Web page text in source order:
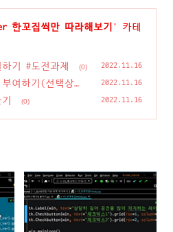
한꼬집씩만 따라해보기 ' 카테
기 #도전과제 (0) 2022.11.16
여하기(선택상
2022.11.16
(0) 2022.11.16